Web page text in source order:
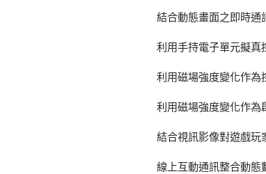
結合動態畫面之即時
利用手持電子單元擬
利用磁場強度變化作為
利用磁場強度變化作為
結合視訊影像對遊戲玩
線上互動通訊整合動態